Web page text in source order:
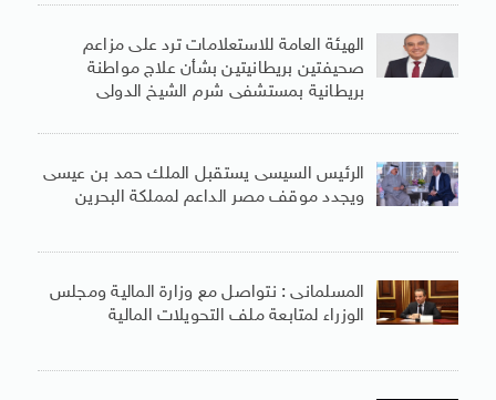
الهيئة العامة للاستعلامات ترد على مزاعم
صحيفتين بريطانيتين بشأن علاج مواطنة
بريطانية بمستشفى شرم الشيخ الدولى
الرئيس السيسى يستقبل الملك حمد بن عيسى
ويجدد موقف مصر الداعم لمملكة البحرين
المسلمانى : نتواصل مع وزارة المالية ومجلس
الوزراء لمتابعة ملف التحويلات المالية